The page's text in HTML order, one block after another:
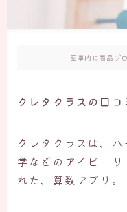
記事内に商品プ
クレタクラスの口コ
クレタクラスは、
学などのアイビー
れた、算数アプリ。